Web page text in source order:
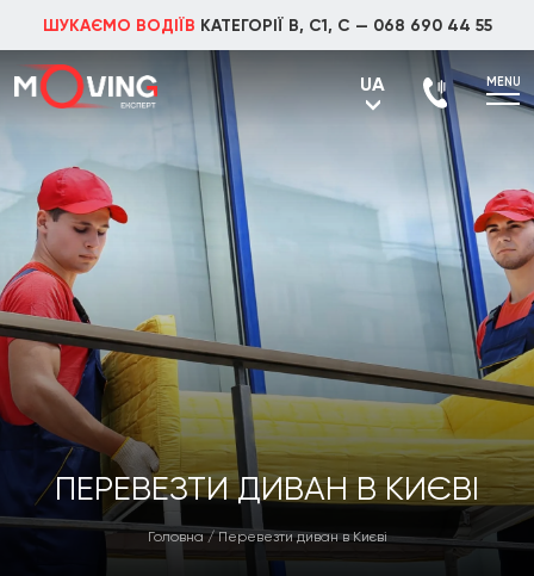
ШУКАЄМО ВОДІЇВ КАТЕГОРІЇ В, С1, С — 068 690 44 55
UA
UA
RU
MENU
ПЕРЕВЕЗТИ ДИВАН В КИЄВІ
Головна / Перевезти диван в Києві